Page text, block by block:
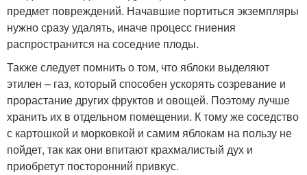
предмет повреждений. Начавшие портиться экземпляры
нужно сразу удалять, иначе процесс гниения
распространится на соседние плоды.
Также следует помнить о том, что яблоки выделяют
этилен – газ, который способен ускорять созревание и
прорастание других фруктов и овощей. Поэтому лучше
хранить их в отдельном помещении. К тому же соседство
с картошкой и морковкой и самим яблокам на пользу не
пойдет, так как они впитают крахмалистый дух и
приобретут посторонний привкус.